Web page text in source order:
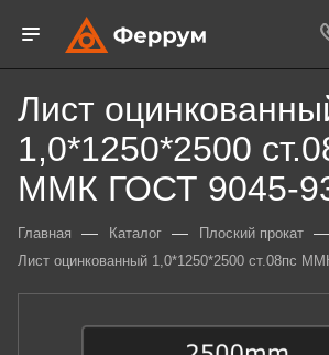
Лист
1,0*1250*2500
ММК ГОСТ 9045-
Главная — Каталог — Плоский прокат —
Лист оцинкованный 1,0*1250*2500 ст.08пс